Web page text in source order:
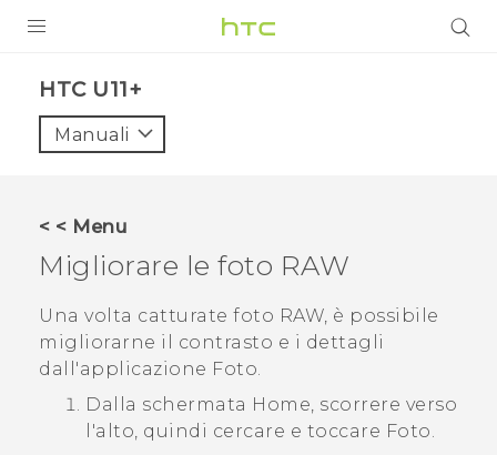
VIVE
ASSISTENZA
Accessori e dispositivi HTC
Accesso
HTC U11+‎
Manuali
< < Menu
Migliorare le foto RAW
Una volta catturate foto RAW, è possibile
migliorarne il contrasto e i dettagli
dall'applicazione Foto.
Dalla schermata Home, scorrere verso
l'alto, quindi cercare e toccare Foto.